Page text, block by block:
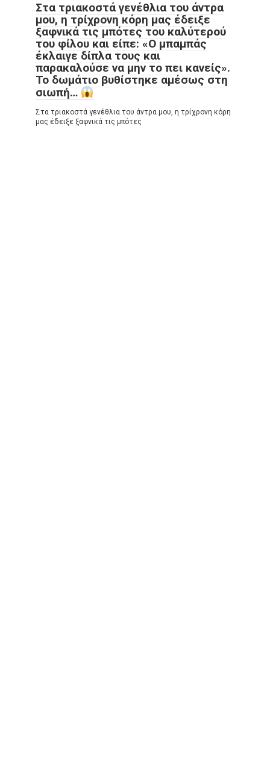
Στα τριακοστά γενέθλια του άντρα
μου, η τρίχρονη κόρη μας έδειξε
ξαφνικά τις μπότες του καλύτερού
του φίλου και είπε: «Ο μπαμπάς
έκλαιγε δίπλα τους και
παρακαλούσε να μην το πει κανείς».
Το δωμάτιο βυθίστηκε αμέσως στη
σιωπή…
Στα τριακοστά γενέθλια του άντρα μου, η τρίχρονη κόρη
μας έδειξε ξαφνικά τις μπότες